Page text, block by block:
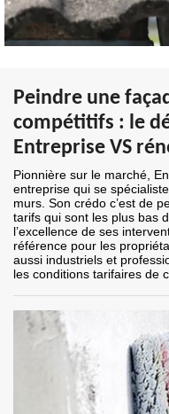
Peindre une
compétitifs : le
Entreprise VS
Pionnière sur le marché,
entreprise qui se
murs. Son crédo c’est de
tarifs qui sont les plus bas
l’excellence de ses
référence pour les
aussi industriels et
les conditions tarifaires de